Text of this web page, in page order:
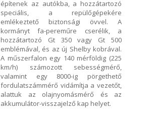
építenek az autókba, a hozzátartozó
speciális, a repülőgépekére
emlékeztető biztonsági övvel. A
kormányt fa-pereműre cserélik, a
hozzátartozó Gt 350 vagy Gt 500
emblémával, és az új Shelby kobrával.
A műszerfalon egy 140 mérföldig (225
km/h) számozott sebességmérő,
valamint egy 8000-ig pörgethető
fordulatszámmérő vidámítja a vezetőt,
alattuk az olajnyomásmérő és az
akkumulátor-visszajelző kap helyet.